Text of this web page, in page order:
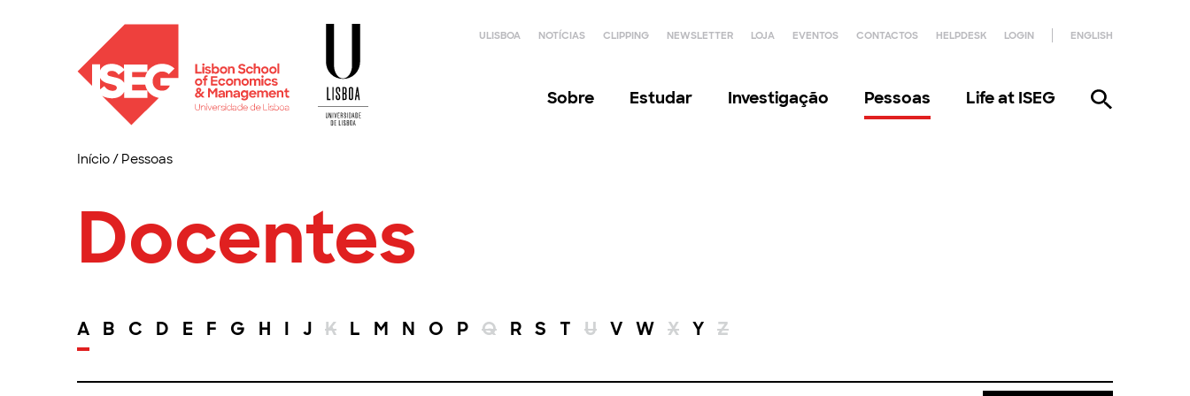
ULISBOA NOTÍCIAS CLIPPING NEWSLETTER LOJA EVENTOS CONTACTOS HELPDESK LOGIN ENGLISH
Sobre Estudar Investigação Pessoas Life at ISEG
Início/ Pessoas
Docentes
A B C D E F G H I J K L M N O P Q R S T U V W X Y Z